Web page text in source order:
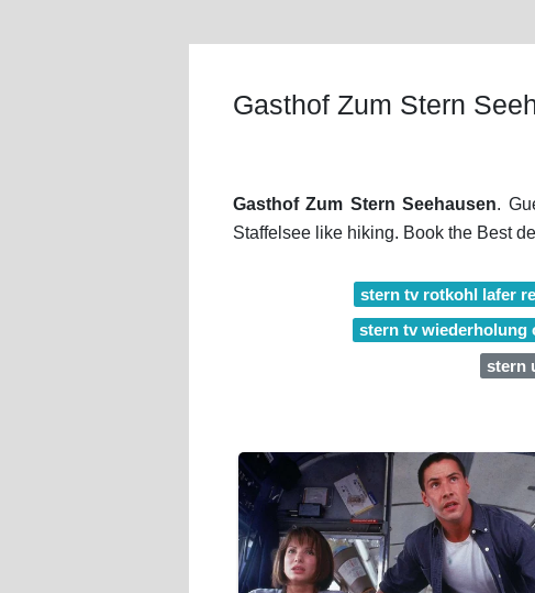
Gasthof Zum Stern
Gasthof Zum Stern Seehausen.
Staffelsee like hiking. Book the Best
stern tv rotkohl lafer
stern tv wiederholung
stern